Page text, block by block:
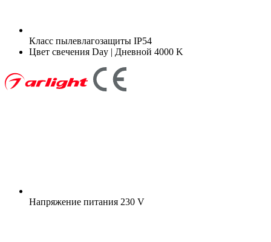
Класс пылевлагозащиты IP54
Цвет свечения Day | Дневной 4000 K
Напряжение питания 230 V